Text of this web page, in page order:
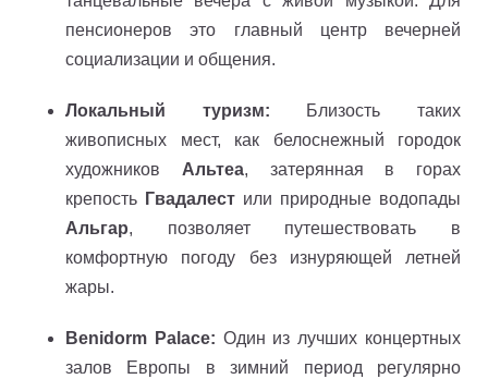
пенсионеров это главный центр вечерней
социализации и общения.
Локальный туризм: Близость таких
живописных мест, как белоснежный городок
художников Альтеа, затерянная в горах
крепость Гвадалест или природные водопады
Альгар, позволяет путешествовать в
комфортную погоду без изнуряющей летней
жары.
Benidorm Palace: Один из лучших концертных
залов Европы в зимний период регулярно